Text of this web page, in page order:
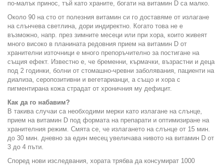
по-малък принос, тъй като храните, богати на витамин D са малко.
Около 90 на сто от полезния витамин си го доставяме от излагане
на слънчева светлина, дори индиректно. Когато това не е
възможно, напр. през зимните месеци или при хора, които живеят
много високо в планината редовния прием на витамин D от
хранителни източници е много препоръчително за постигане на
същия ефект. Известно е, че бременни, кърмачки, възрастни и деца
под 2 годинки, болни от стомашно-чревни заболявания, пациенти на
диализа, серопозитивни и вегетарианци, а също и хора с
пигментирана кожа страдат от хроничния му дефицит.
Как да го набавим?
В такива случаи са необходими мерки като излагане на слънце,
прием на витамин D под формата на препарати и оптимизиране на
хранителния режим. Смята се, че излагането на слънце от 15 мин.
до 30 мин. дневно за един месец увеличава нивото на витамин D от
3 до 4 пъти.
Според нови изследвания, хората трябва да консумират 1000